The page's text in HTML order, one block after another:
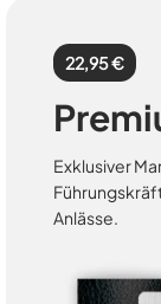
22,95 €
Exklusiver
Anlässe.